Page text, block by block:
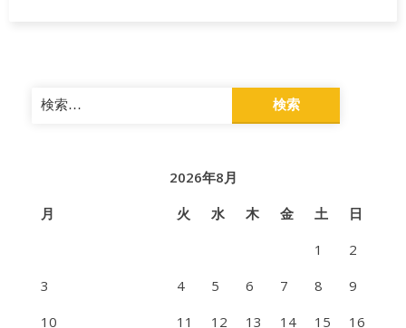
検
索:
2026年8月
月
火 水 木 金 土
日
1
2
3
4 5 6 7 8
9
10
11 12 13 14 15
16